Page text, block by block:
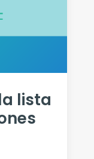
lista